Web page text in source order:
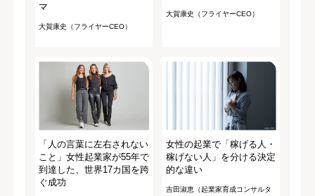
マ
大賀康史（フライヤーCEO）
大賀康史（フライヤーCEO）
「人の言葉に左右されない
こと」女性起業家が55年で
到達した、世界17カ国を跨
ぐ成功
女性の起業で「稼げる人・
稼げない人」を分ける決定
的な違い
吉田淑恵（起業家育成コンサルタ